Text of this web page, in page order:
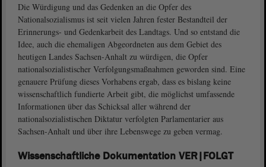
Die Würdigung und das Gedenken an die Opfer des
Nationalsozialismus ist seit vielen Jahren fester Bestandteil der
Erinnerungs- und Gedenkarbeit des Landtags. Und so entstand die
Idee, auch die ehemaligen Abgeordneten aus dem Gebiet des
heutigen Landes Sachsen-Anhalt zu würdigen, die Opfer
nationalsozialistischer Verfolgungsmaßnah­men geworden sind. Eine
genauere Prüfung dieses Vorhabens ergab, dass es bislang keine
wissenschaftlich fundierte Arbeit gibt, die möglichst umfassende
Informationen über das Schicksal aller während der
nationalsozialistischen Diktatur verfolgten Parlamentarier aus
Sachsen-Anhalt und über ihre Lebenswege zu geben vermag.
Wissenschaftliche Dokumentation VER|FOLGT